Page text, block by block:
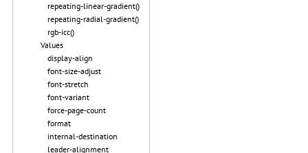
repeating-linear-gradient()
repeating-radial-gradient()
rgb-icc()
Values
display-align
font-size-adjust
font-stretch
font-variant
force-page-count
format
internal-destination
leader-alignment